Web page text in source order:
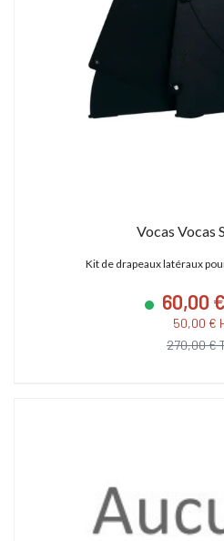
Vocas Vocas
Kit de drapeaux latéraux
60,00
50,00 €
270,00 €